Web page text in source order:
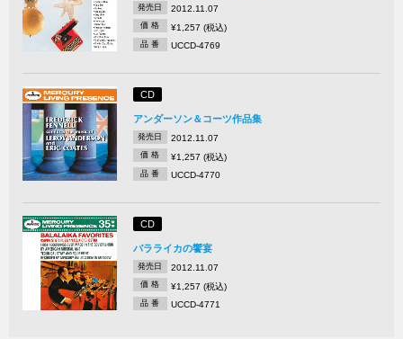
発売日 2012.11.07
価 格 ¥1,257 (税込)
品 番 UCCD-4769
CD
アンダーソン＆コーツ作品集
発売日 2012.11.07
価 格 ¥1,257 (税込)
品 番 UCCD-4770
CD
バラライカの饗宴
発売日 2012.11.07
価 格 ¥1,257 (税込)
品 番 UCCD-4771